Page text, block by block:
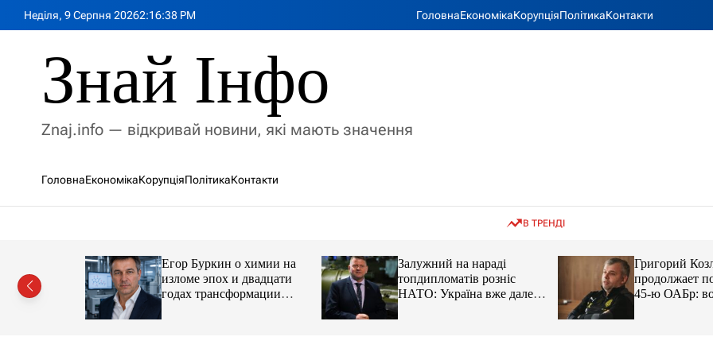
Неділя, 9 Серпня 20262:16:40 PM ГоловнаЕкономікаКорупціяПолітикаКонтакти
Знай Інфо
Znaj.info — відкривай новини, які мають значення
ГоловнаЕкономікаКорупціяПолітикаКонтакти
В ТРЕНДІ
із
Егор Буркин о химии на
изломе эпох и двадцати
годах трансформации
Залужний на нараді
топдипломатів розніс
НАТО: Україна вже далеко
попереду
Григорий
продолжает
45-ю ОАБр:
передали